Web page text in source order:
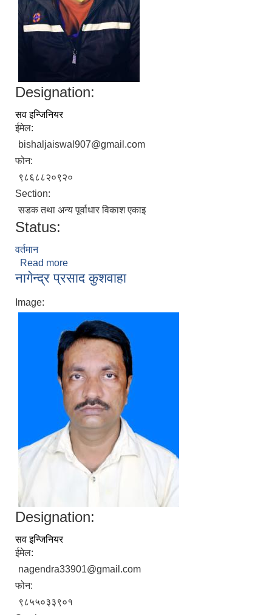
Designation:
सव इन्जिनियर
ईमेल:
bishaljaiswal907@gmail.com
फोन:
९८६८८२०९२०
Section:
सडक तथा अन्य पूर्वाधार विकाश एकाइ
Status:
वर्तमान
Read more
नागेन्द्र प्रसाद कुशवाहा
Image:
Designation:
सव इन्जिनियर
ईमेल:
nagendra33901@gmail.com
फोन:
९८५५०३३९०१